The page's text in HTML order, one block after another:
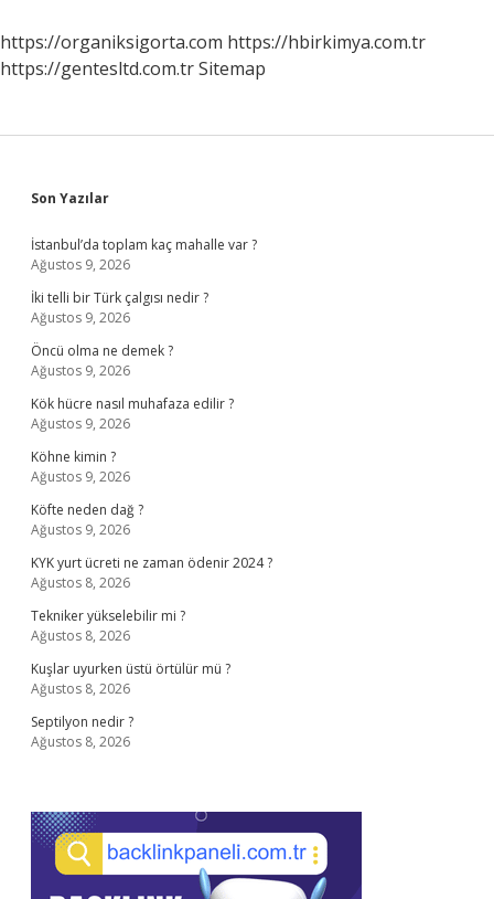
https://organiksigorta.com https://hbirkimya.com.tr
https://gentesltd.com.trSitemap
Sidebar
Son Yazılar
İstanbul’da toplam kaç mahalle var ?
Ağustos 9, 2026
İki telli bir Türk çalgısı nedir ?
Ağustos 9, 2026
Öncü olma ne demek ?
Ağustos 9, 2026
Kök hücre nasıl muhafaza edilir ?
Ağustos 9, 2026
Köhne kimin ?
Ağustos 9, 2026
Köfte neden dağ ?
Ağustos 9, 2026
KYK yurt ücreti ne zaman ödenir 2024 ?
Ağustos 8, 2026
Tekniker yükselebilir mi ?
Ağustos 8, 2026
Kuşlar uyurken üstü örtülür mü ?
Ağustos 8, 2026
Septilyon nedir ?
Ağustos 8, 2026